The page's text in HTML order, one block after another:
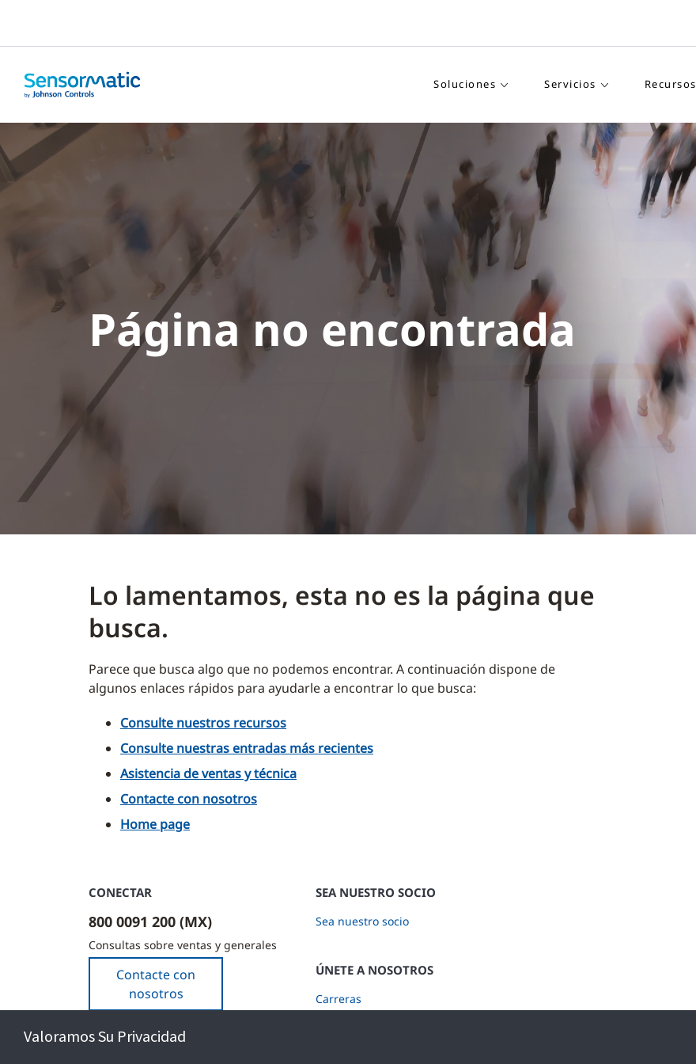
Soluciones Servicios Recursos
Página no encontrada
Lo lamentamos, esta no es la página que
busca.
Parece que busca algo que no podemos encontrar. A continuación dispone de
algunos enlaces rápidos para ayudarle a encontrar lo que busca:
Consulte nuestros recursos
Consulte nuestras entradas más recientes
Asistencia de ventas y técnica
Contacte con nosotros
Home page
CONECTAR
800 0091 200 (MX)
Consultas sobre ventas y generales
Contacte con
nosotros
SEA NUESTRO SOCIO
Sea nuestro socio
ÚNETE A NOSOTROS
Carreras
Valoramos Su Privacidad